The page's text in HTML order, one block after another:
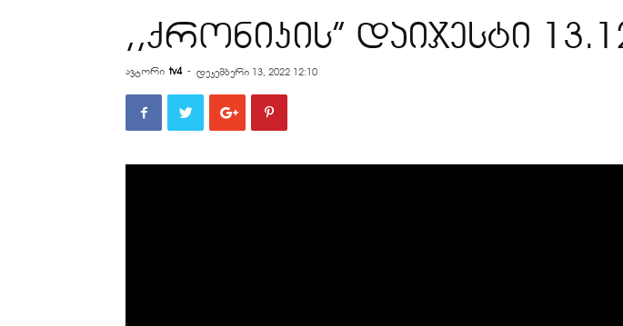
,,ქრონიკის” დაიჯესტი
ავტორი tv4 - დეკემბერი 13, 2022 12:10